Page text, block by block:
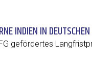
INDIEN IN
gefördertes